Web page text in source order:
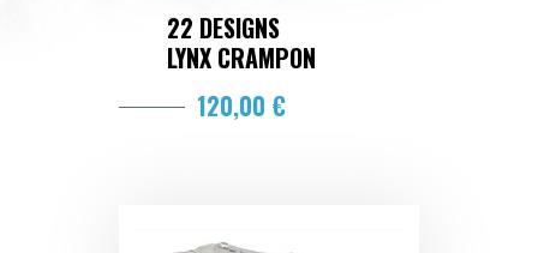
22 DESIGNS
LYNX CRAMPON
120,00 €